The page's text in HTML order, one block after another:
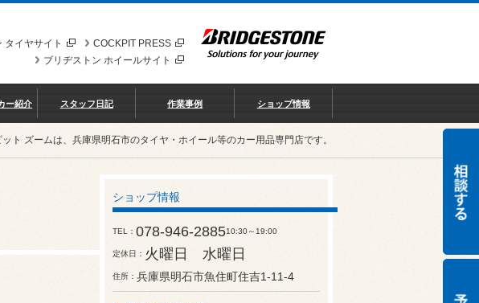
COCKPIT PRESS
タイヤサイト
ブリヂストン ホイールサイト
ー紹介 スタッフ日記 作業事例 ショップ情報
ト ズームは、兵庫県明石市のタイヤ・ホイール等のカー用品専門店です。
ショップ情報
TEL 078-946-288510:30～19:00
定休日 火曜日 水曜日
住所 兵庫県明石市魚住町住吉1-11-4